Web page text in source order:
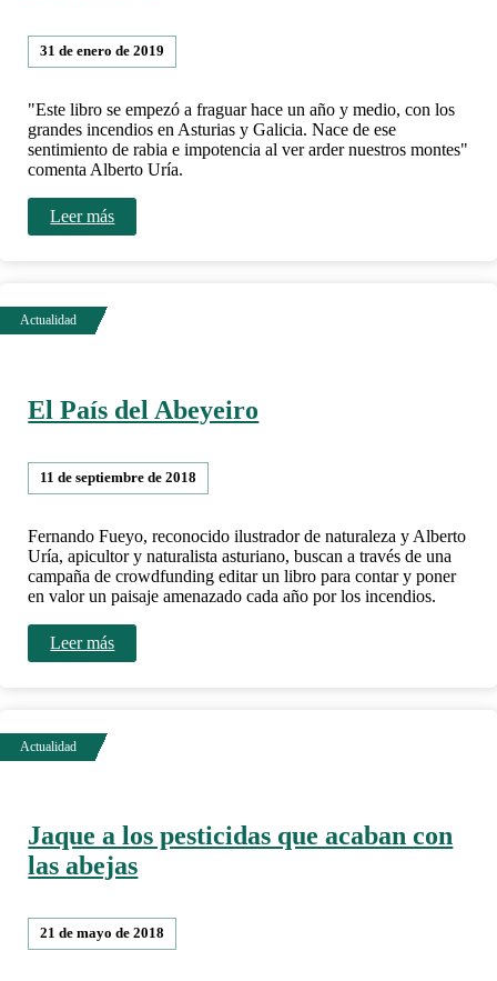
31 de enero de 2019
"Este libro se empezó a fraguar hace un año y medio, con los
grandes incendios en Asturias y Galicia. Nace de ese
sentimiento de rabia e impotencia al ver arder nuestros montes"
comenta Alberto Uría.
Leer más
El País del Abeyeiro
11 de septiembre de 2018
Fernando Fueyo, reconocido ilustrador de naturaleza y Alberto
Uría, apicultor y naturalista asturiano, buscan a través de una
campaña de crowdfunding editar un libro para contar y poner
en valor un paisaje amenazado cada año por los incendios.
Leer más
Jaque a los pesticidas que acaban con
las abejas
21 de mayo de 2018